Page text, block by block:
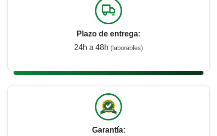
Plazo de entrega:
24h a 48h (laborables)
Garantía: